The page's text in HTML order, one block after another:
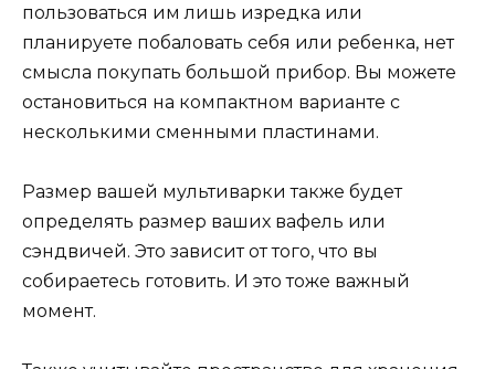
пользоваться им лишь изредка или
планируете побаловать себя или ребенка, нет
смысла покупать большой прибор. Вы можете
остановиться на компактном варианте с
несколькими сменными пластинами.
Размер вашей мультиварки также будет
определять размер ваших вафель или
сэндвичей. Это зависит от того, что вы
собираетесь готовить. И это тоже важный
момент.